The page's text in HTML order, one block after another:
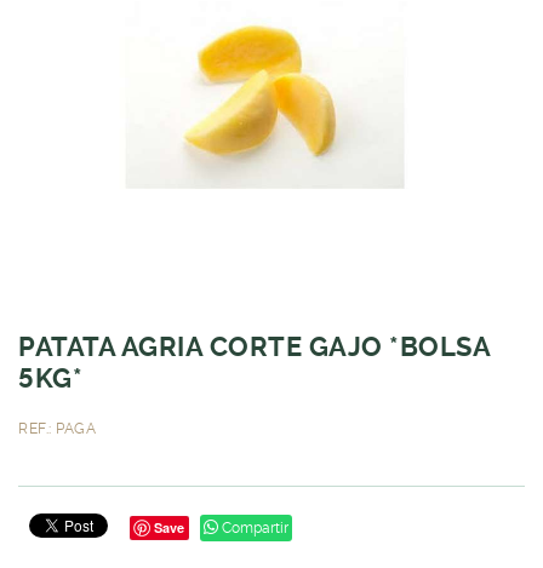
PATATA AGRIA CORTE GAJO *BOLSA
5KG*
REF.: PAGA
Save Compartir